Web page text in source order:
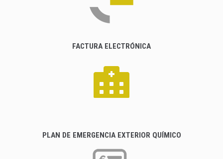
FACTURA ELECTRÓNICA
PLAN DE EMERGENCIA EXTERIOR QUÍMICO